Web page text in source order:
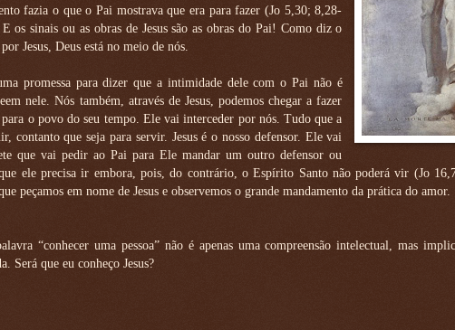
fazia o que o Pai mostrava que era para fazer (Jo 5,30; 8,28-
os sinais ou as obras de Jesus são as obras do Pai! Como diz o
Jesus, Deus está no meio de nós.
promessa para dizer que a intimidade dele com o Pai não é
nele. Nós também, através de Jesus, podemos chegar a fazer
o povo do seu tempo. Ele vai interceder por nós. Tudo que a
contanto que seja para servir. Jesus é o nosso defensor. Ele vai
que vai pedir ao Pai para Ele mandar um outro defensor ou
ele precisa ir embora, pois, do contrário, o Espírito Santo não poderá vir (Jo
peçamos em nome de Jesus e observemos o grande mandamento da prática do amor.
“conhecer uma pessoa” não é apenas uma compreensão intelectual, mas
Será que eu conheço Jesus?